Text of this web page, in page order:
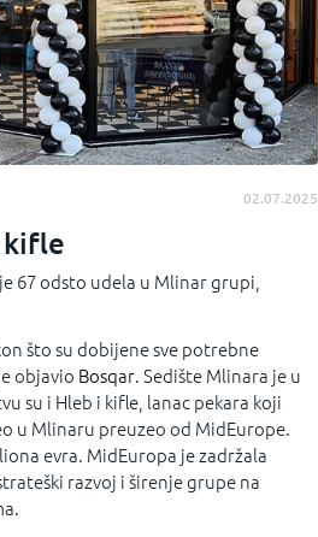
02.07.2025
kifle
67 odsto udela u Mlinar grupi,
što su dobijene sve potrebne
objavio Bosqar. Sedište Mlinara je u
su i Hleb i kifle, lanac pekara koji
u Mlinaru preuzeo od MidEurope.
evra. MidEuropa je zadržala
razvoj i širenje grupe na